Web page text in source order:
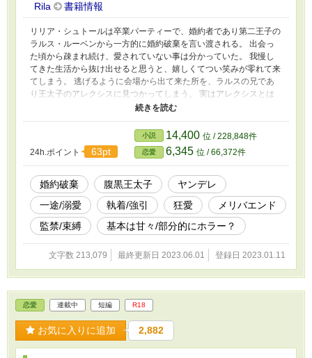
Rila 書籍情報
リリア・シュトールは卒業パーティーで、婚約者であり第二王子の
ラルス・ルーベンから一方的に婚約破棄を言い渡される。 出会っ
た頃から疎まれ続け、愛されていない事は分かっていた。 我慢し
てきた生活から抜け出せると思うと、嬉しくてつい笑みが零れて来
てしまう。 逃げるように会場から出て来た所を、ラルスの兄であ
り王太子のアレクシスに見つかってしまう。 実はアレクシスとは
幼い頃からそれなりに仲が良く、話し相手だった。 現在は騎士団
を率いていて、2年間遠征で王都を離れており、久しぶりの再会だ
った。 そして優しかったアレクシスの本性が徐々に明らかになっ
ていく。 自由を求める令嬢と、なんとしても手に入れたい病んで
る王太子の話です。 2023.06.01 全87話で本編は完結します。 最後
まで読んで頂き、ありがとうございました！ ※これ以降、別視点
の番外編を書いていく予定です。（少し不定期になります） ※別
サイトでも投稿しています。 更新を合わせる為に、公開中になっ
ている所まで一気に上げます（未完結です） ■補足説明■ 別サイト
ではR15にしてありますが、こちらではTL仕様にしている為R18の
内容が含まれます。 前戯～本番※（キスや軽いスキンシップには
付けていません） ※この話のヒーローはヤンデレになります。 設
定上、危険人物になっていますのでご注意ください（笑） ※一部
ですが、物騒な言葉だったり残酷な文章があります。 細かな描写
すので、苦手な方はご注意ください。 ※ヤンデレに耐性がある
方、もしくは好きな方を推奨します。 結末はメリバになります
（ヒーロー的にはハピエン） 基本的に甘々な内容になっていま
す。 後半からホラー要素ぽいものが入るかもしれません。
24h.ポイント 63pt
小説 14,400 位 / 228,848件
恋愛 6,345 位 / 66,372件
婚約破棄 腹黒王太子
ヤンデレ
一途/溺愛
執着/強引 狂愛
メリバエンド
監禁/束縛
基本は甘々/部分的にホラー？
文字数 213,079 最終更新日 2023.06.01 登録日 2023.01.11
恋愛 連載中 短編 R18
お気に入りに追加 2,882